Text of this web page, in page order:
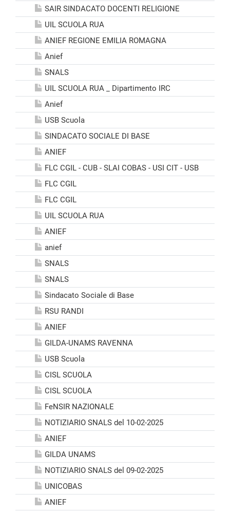
SAIR SINDACATO DOCENTI RELIGIONE
UIL SCUOLA RUA
ANIEF REGIONE EMILIA ROMAGNA
Anief
SNALS
UIL SCUOLA RUA _ Dipartimento IRC
Anief
USB Scuola
SINDACATO SOCIALE DI BASE
ANIEF
FLC CGIL - CUB - SLAI COBAS - USI CIT - USB
FLC CGIL
FLC CGIL
UIL SCUOLA RUA
ANIEF
anief
SNALS
SNALS
Sindacato Sociale di Base
RSU RANDI
ANIEF
GILDA-UNAMS RAVENNA
USB Scuola
CISL SCUOLA
CISL SCUOLA
FeNSIR NAZIONALE
NOTIZIARIO SNALS del 10-02-2025
ANIEF
GILDA UNAMS
NOTIZIARIO SNALS del 09-02-2025
UNICOBAS
ANIEF